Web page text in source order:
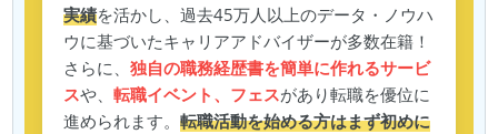
実績を活かし、過去45万人以上のデータ・ノウハ
ウに基づいたキャリアアドバイザーが多数在籍！
さらに、独自の職務経歴書を簡単に作れるサービ
スや、転職イベント、フェスがあり転職を優位に
進められます。転職活動を始める方はまず初めに